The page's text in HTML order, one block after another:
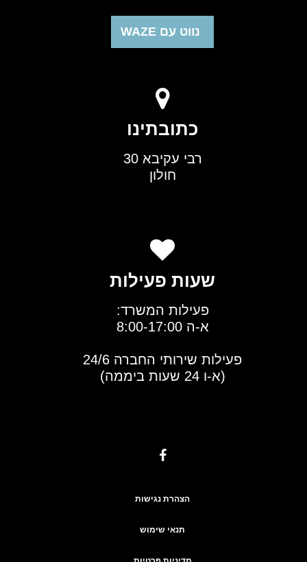
נווט עם WAZE
כתובתינו
רבי עקיבא 30
חולון
שעות פעילות
פעילות המשרד:
א-ה 8:00-17:00
פעילות שירותי החברה 24/6
(א-ו 24 שעות ביממה)
הצהרת נגישות
תנאי שימוש